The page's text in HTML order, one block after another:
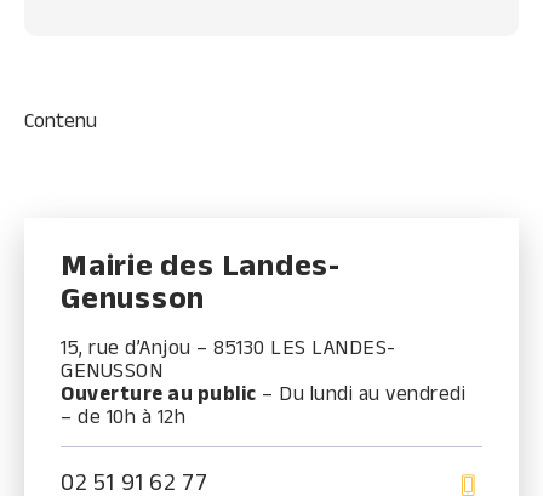
Contenu
Mairie des Landes-
Genusson
15, rue d’Anjou – 85130 LES LANDES-
GENUSSON
Ouverture au public – Du lundi au vendredi
– de 10h à 12h
02 51 91 62 77